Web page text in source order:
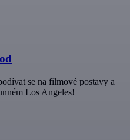
se na filmové postavy a
Los Angeles!